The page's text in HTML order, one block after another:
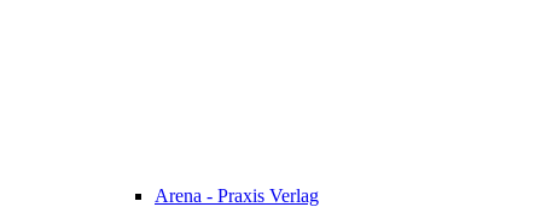
Arena - Praxis Verlag